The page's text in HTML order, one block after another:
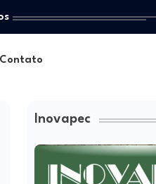
Inovapec